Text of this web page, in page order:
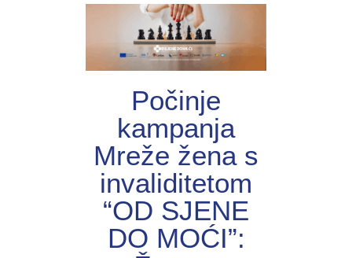
Počinje
kampanja
Mreže žena s
invaliditetom
“OD SJENE
DO MOĆI”: